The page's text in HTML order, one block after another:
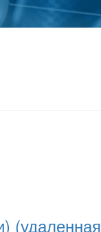
(удаленная